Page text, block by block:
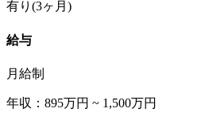
有り(3ヶ月)
給与
月給制
年収：895万円 ~ 1,500万円